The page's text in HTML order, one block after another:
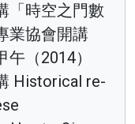
「時空之門數
業協會開講
午（2014）
Historical re-